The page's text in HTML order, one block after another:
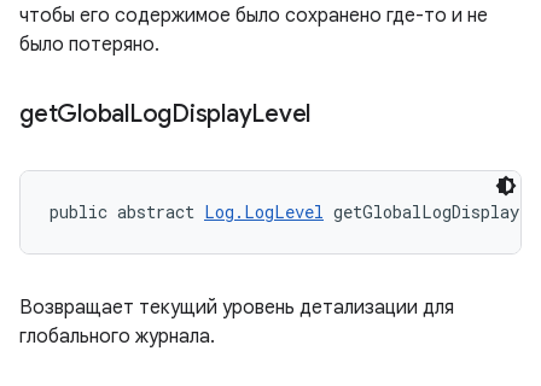
чтобы его содержимое было сохранено где-то и не
было потеряно.
getGlobalLogDisplayLevel
public abstract Log.LogLevel
Возвращает текущий уровень детализации для
глобального журнала.